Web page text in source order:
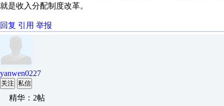
就是收入分配制度改革。
回复 引用 举报
yanwen0227
关注 私信
精华：2帖